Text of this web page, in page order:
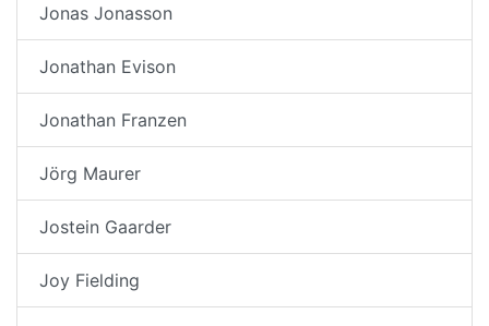
Jonas Jonasson
Jonathan Evison
Jonathan Franzen
Jörg Maurer
Jostein Gaarder
Joy Fielding